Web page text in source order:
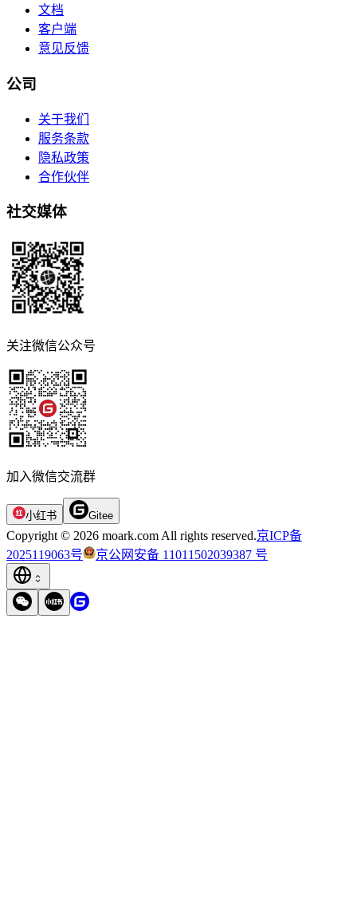
文档
客户端
意见反馈
公司
关于我们
服务条款
隐私政策
合作伙伴
社交媒体
关注微信公众号
加入微信交流群
小红书 Gitee
Copyright © 2026 moark.com All rights reserved.京ICP备
2025119063号
京公网安备 11011502039387 号